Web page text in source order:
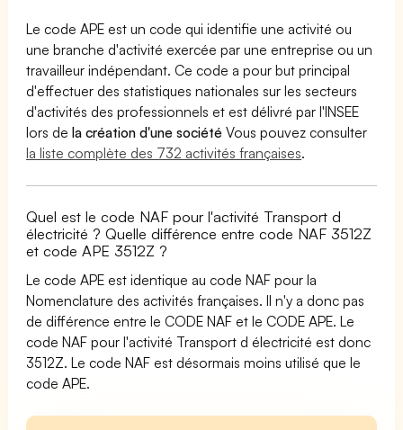
Le code APE est un code qui identifie une activité ou
une branche d'activité exercée par une entreprise ou un
travailleur indépendant. Ce code a pour but principal
d'effectuer des statistiques nationales sur les secteurs
d'activités des professionnels et est délivré par l'INSEE
lors dela création d'une société Vous pouvez consulter
la liste complète des 732 activités françaises.
Quel est le code NAF pour l'activité Transport d
électricité ? Quelle différence entre code NAF 3512Z
et code APE 3512Z ?
Le code APE est identique au code NAF pour la
Nomenclature des activités françaises. Il n'y a donc pas
de différence entre le CODE NAF et le CODE APE. Le
code NAF pour l'activité Transport d électricité est donc
3512Z. Le code NAF est désormais moins utilisé que le
code APE.